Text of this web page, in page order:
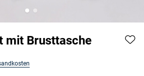
mit Brusttasche